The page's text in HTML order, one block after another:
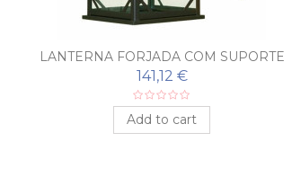
LANTERNA FORJADA COM SUPORTE
PONFERRADA
141,12 €
Add to cart